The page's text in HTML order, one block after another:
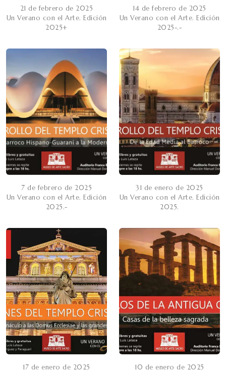
21 de febrero de 2025
Un Verano con el Arte. Edición
2025+
14 de febrero de 2025
Un Verano con el Arte. Edición
2025-.-
7 de febrero de 2025
Un Verano con el Arte. Edición
2025.-
31 de enero de 2025
Un Verano con el Arte. Edición
2025.
17 de enero de 2025
10 de enero de 2025